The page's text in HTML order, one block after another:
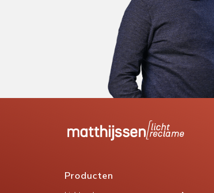
Producten